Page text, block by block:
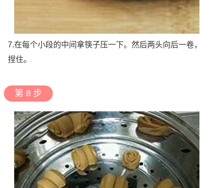
7.在每个小段的中间拿筷子压一下。然后两头向后一卷，
捏住。
第 8 步